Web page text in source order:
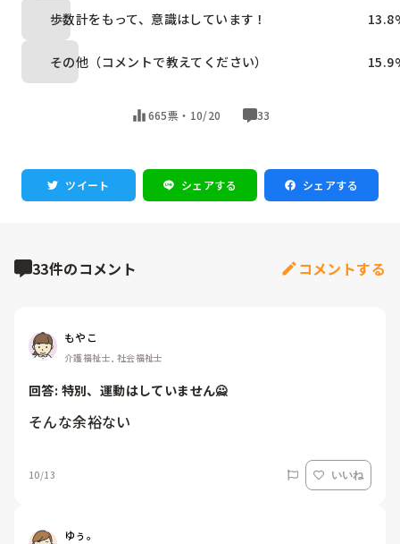
歩数計をもって、意識はしています！ 13.8
その他（コメントで教えてください） 15.9
665票・ 10/20 33
ツイート シェアする シェアする
33件のコメント コメントする
もやこ
介護福祉士, 社会福祉士
回答: 特別、運動はしていません🙅
そんな余裕ない
10/13 いいね
ゆぅ。